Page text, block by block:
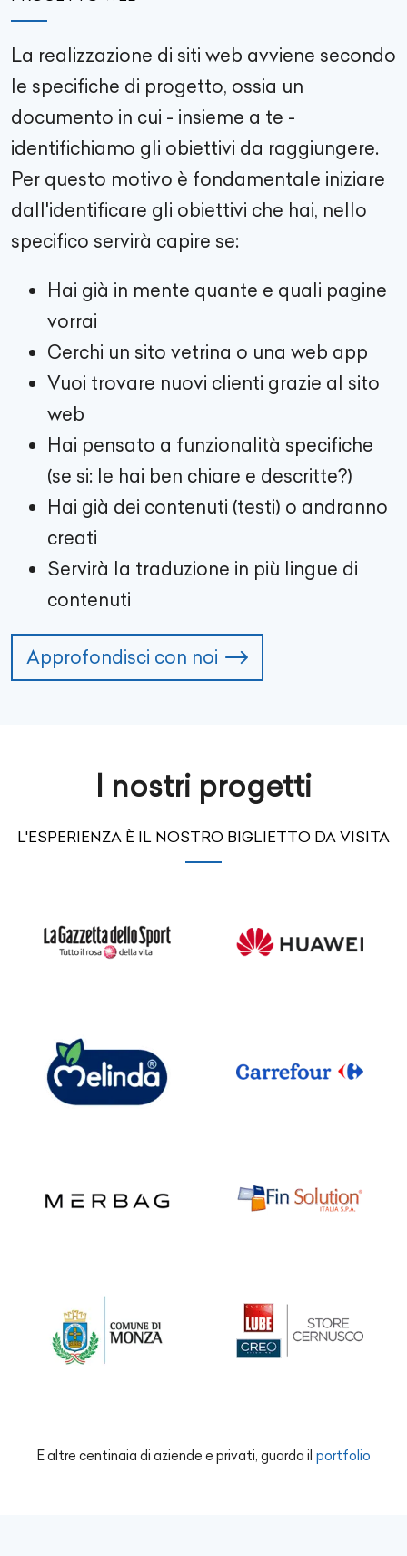
La realizzazione di siti web avviene secondo
le specifiche di progetto, ossia un
documento in cui - insieme a te -
identifichiamo gli obiettivi da raggiungere.
Per questo motivo è fondamentale iniziare
dall'identificare gli obiettivi che hai, nello
specifico servirà capire se:
Hai già in mente quante e quali pagine
vorrai
Cerchi un sito vetrina o una web app
Vuoi trovare nuovi clienti grazie al sito
web
Hai pensato a funzionalità specifiche
(se si: le hai ben chiare e descritte?)
Hai già dei contenuti (testi) o andranno
creati
Servirà la traduzione in più lingue di
contenuti
Approfondisci con noi
I nostri progetti
L'ESPERIENZA È IL NOSTRO BIGLIETTO DA VISITA
E altre centinaia di aziende e privati, guarda il portfolio